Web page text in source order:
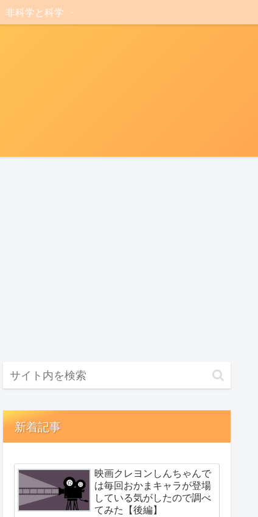
非科学と科学
新着記事
映画クレヨンしんちゃんで
は毎回おかまキャラが登場
している気がしたので調べ
てみた【後編】